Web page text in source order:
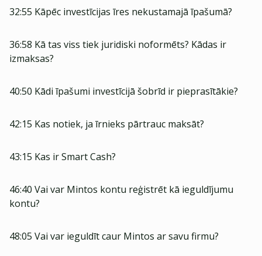
32:55 Kāpēc investīcijas īres nekustamajā īpašumā?
36:58 Kā tas viss tiek juridiski noformēts? Kādas ir
izmaksas?
40:50 Kādi īpašumi investīcijā šobrīd ir pieprasītākie?
42:15 Kas notiek, ja īrnieks pārtrauc maksāt?
43:15 Kas ir Smart Cash?
46:40 Vai var Mintos kontu reģistrēt kā ieguldījumu
kontu?
48:05 Vai var ieguldīt caur Mintos ar savu firmu?